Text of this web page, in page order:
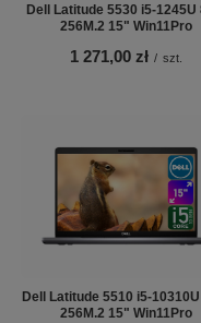
Dell Latitude 5530 i5-1245U
256M.2 15" Win11Pro
1 271,00 zł / szt.
Dell Latitude 5510 i5-
256M.2 15" Win11Pro